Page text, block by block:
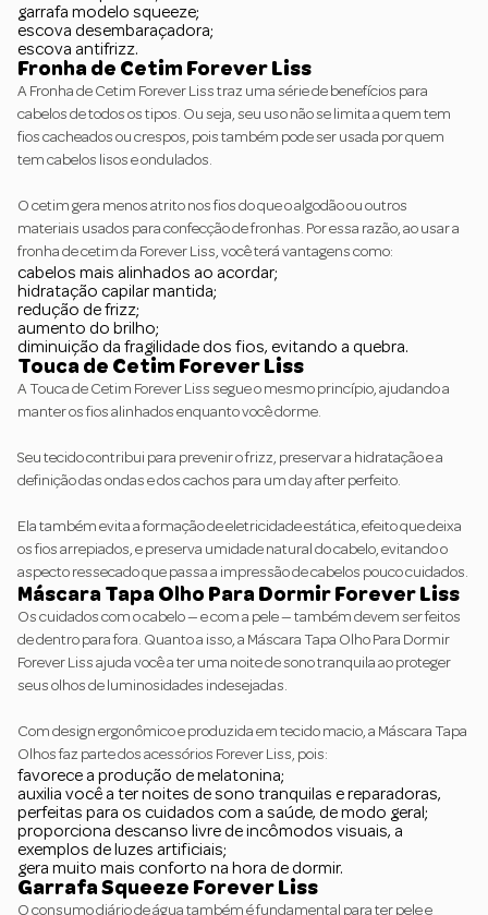
garrafa modelo squeeze;
escova desembaraçadora;
escova antifrizz.
Fronha de Cetim Forever Liss
A Fronha de Cetim Forever Liss traz uma série de benefícios para
cabelos de todos os tipos. Ou seja, seu uso não se limita a quem tem
fios cacheados ou crespos, pois também pode ser usada por quem
tem cabelos lisos e ondulados.
O cetim gera menos atrito nos fios do que o algodão ou outros
materiais usados para confecção de fronhas. Por essa razão, ao usar a
fronha de cetim da Forever Liss, você terá vantagens como:
cabelos mais alinhados ao acordar;
hidratação capilar mantida;
redução de frizz;
aumento do brilho;
diminuição da fragilidade dos fios, evitando a quebra.
Touca de Cetim Forever Liss
A Touca de Cetim Forever Liss segue o mesmo princípio, ajudando a
manter os fios alinhados enquanto você dorme.
Seu tecido contribui para prevenir o frizz, preservar a hidratação e a
definição das ondas e dos cachos para um day after perfeito.
Ela também evita a formação de eletricidade estática, efeito que deixa
os fios arrepiados, e preserva umidade natural do cabelo, evitando o
aspecto ressecado que passa a impressão de cabelos pouco cuidados.
Máscara Tapa Olho Para Dormir Forever Liss
Os cuidados com o cabelo — e com a pele — também devem ser feitos
de dentro para fora. Quanto a isso, a Máscara Tapa Olho Para Dormir
Forever Liss ajuda você a ter uma noite de sono tranquila ao proteger
seus olhos de luminosidades indesejadas.
Com design ergonômico e produzida em tecido macio, a Máscara Tapa
Olhos faz parte dos acessórios Forever Liss, pois:
favorece a produção de melatonina;
auxilia você a ter noites de sono tranquilas e reparadoras,
perfeitas para os cuidados com a saúde, de modo geral;
proporciona descanso livre de incômodos visuais, a
exemplos de luzes artificiais;
gera muito mais conforto na hora de dormir.
Garrafa Squeeze Forever Liss
O consumo diário de água também é fundamental para ter pele e